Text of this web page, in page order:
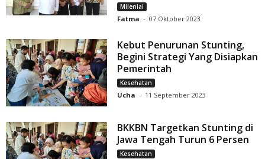
Milenial
Fatma - 07 Oktober 2023
Kebut Penurunan Stunting,
Begini Strategi Yang Disiapkan
Pemerintah
Kesehatan
Ucha - 11 September 2023
BKKBN Targetkan Stunting di
Jawa Tengah Turun 6 Persen
Kesehatan